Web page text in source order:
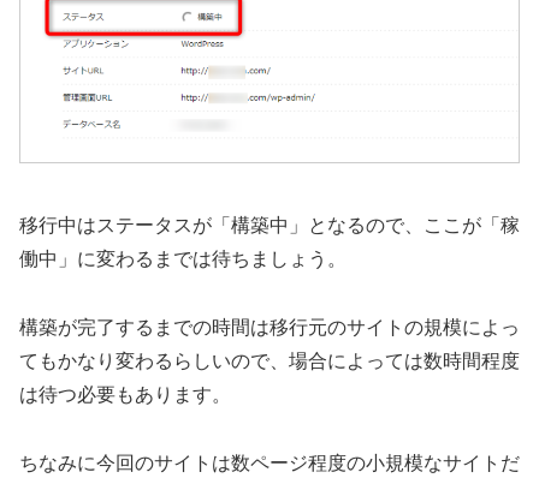
移行中はステータスが「構築中」となるので、ここが「稼
働中」に変わるまでは待ちましょう。
構築が完了するまでの時間は移行元のサイトの規模によっ
てもかなり変わるらしいので、場合によっては数時間程度
は待つ必要もあります。
ちなみに今回のサイトは数ページ程度の小規模なサイトだ